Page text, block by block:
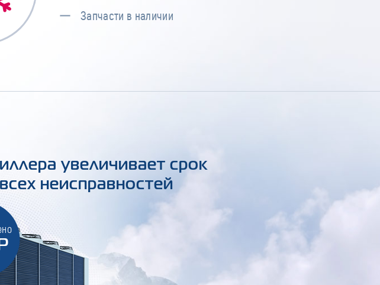
Запчасти в наличии
увеличивает срок
неисправностей